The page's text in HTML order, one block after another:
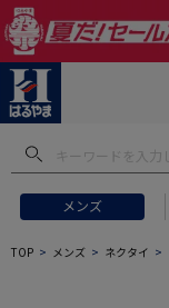
メンズ
TOP メンズ ネクタイ